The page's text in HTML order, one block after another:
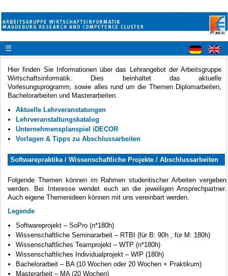
☰
Hier finden Sie Informationen über das Lehrangebot der Arbeitsgruppe
Wirtschaftsinformatik. Dies beinhaltet das aktuelle
Vorlesungsprogramm, sowie alles rund um die Themen Diplomarbeiten,
Bachelorarbeiten und Masterarbeiten.
Aktuelle Lehrveranstatungen
Lehrveranstaltungskatalog
Unternehmensplanspiel iDECOR
Vorlagen & Tipps zu Abschlussarbeiten
Softwarepraktika / Wissenschaftliche Projekte / Abschlussarbeiten
Folgende Themen können im Rahmen studentischer Arbeiten vergeben
werden. Bei Interesse wendet euch an die jeweiligen Ansprechpartner.
Auch eigene Themenideen können mit uns vereinbart werden.
Legende
Softwareprojekt – SoPro (n*180h)
Wissenschaftliche Seminararbeit – RTBI (für B: 90h , für M: 180h)
Wissenschaftliches Teamprojekt – WTP (n*180h)
Wissenschaftliches Individualprojekt – WIP (180h)
Bachelorarbeit – BA (10 Wochen oder 20 Wochen + Praktikum)
Masterarbeit – MA (20 Wochen)